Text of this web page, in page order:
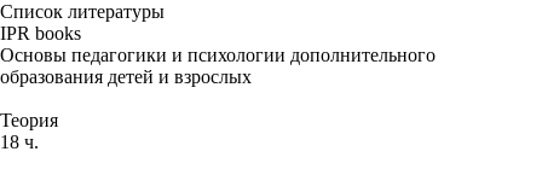
Список литературы
IPR books
Основы педагогики и психологии дополнительного
образования детей и взрослых
Теория
18 ч.